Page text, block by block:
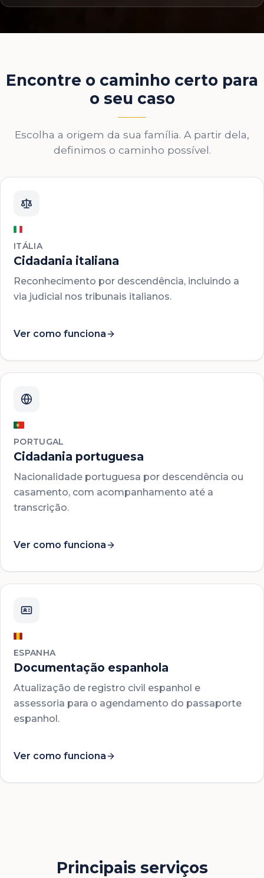
Encontre o caminho certo para
o seu caso
Escolha a origem da sua família. A partir dela,
definimos o caminho possível.
ITÁLIA
Cidadania italiana
Reconhecimento por descendência, incluindo a
via judicial nos tribunais italianos.
Ver como funciona
PORTUGAL
Cidadania portuguesa
Nacionalidade portuguesa por descendência ou
casamento, com acompanhamento até a
transcrição.
Ver como funciona
ESPANHA
Documentação espanhola
Atualização de registro civil espanhol e
assessoria para o agendamento do passaporte
espanhol.
Ver como funciona
Principais serviços